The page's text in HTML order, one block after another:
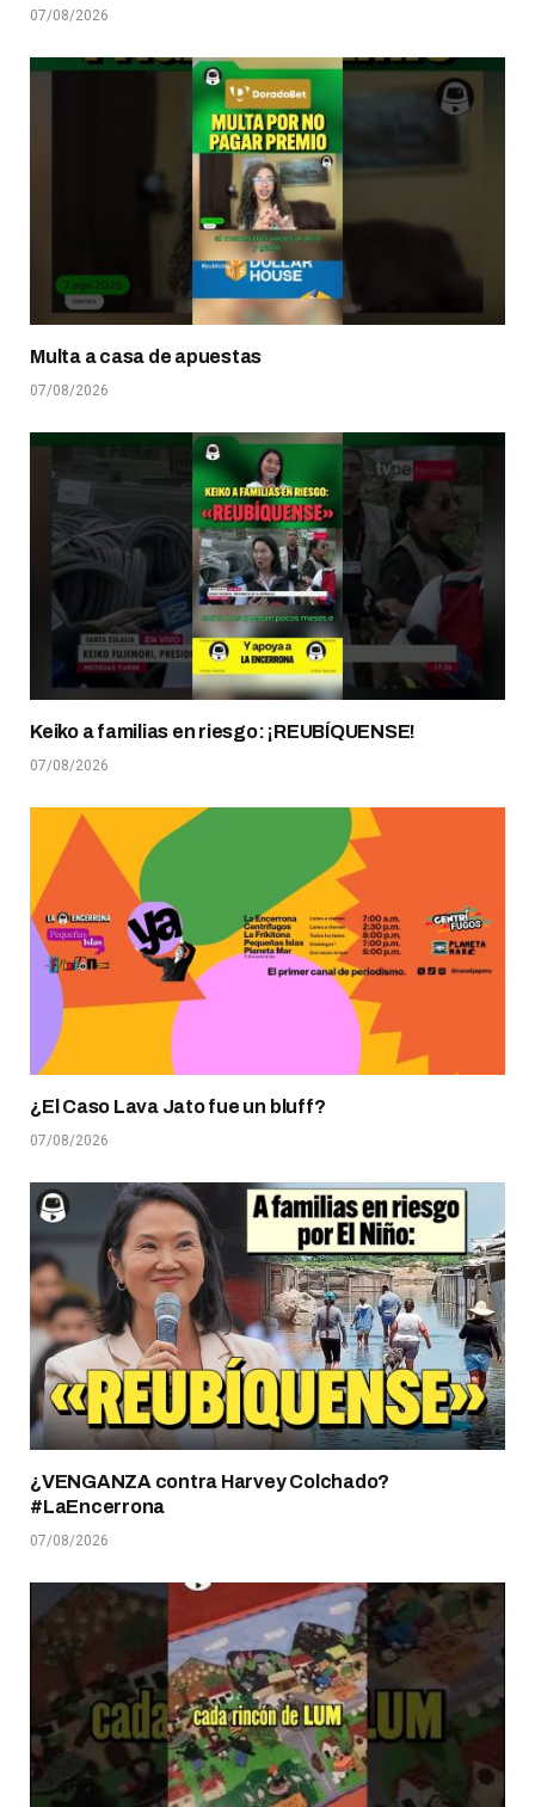
07/08/2026
Multa a casa de apuestas
07/08/2026
Keiko a familias en riesgo: ¡REUBÍQUENSE!
07/08/2026
¿El Caso Lava Jato fue un bluff?
07/08/2026
¿VENGANZA contra Harvey Colchado?
#LaEncerrona
07/08/2026